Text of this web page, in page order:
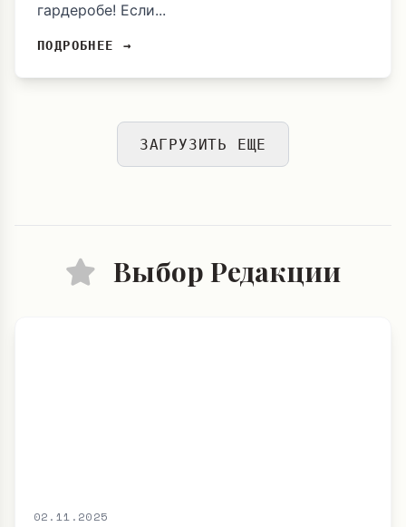
гардеробе! Если...
ПОДРОБНЕЕ →
ЗАГРУЗИТЬ ЕЩЕ
Выбор Редакции
02.11.2025